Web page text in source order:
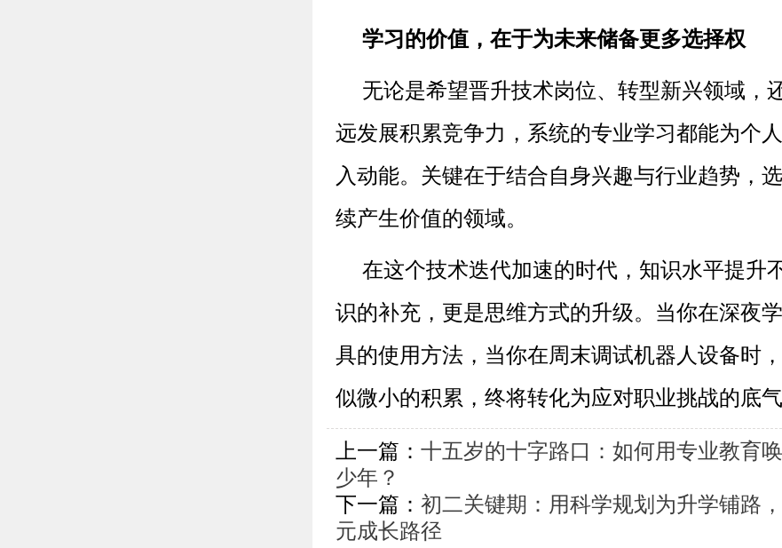
学习的价值，在于为未来储备更多选择权
无论是希望晋升技术岗位、转型新兴领域，
远发展积累竞争力，系统的专业学习都能为个
入动能。关键在于结合自身兴趣与行业趋势，
续产生价值的领域。
在这个技术迭代加速的时代，知识水平提升
识的补充，更是思维方式的升级。当你在深夜
具的使用方法，当你在周末调试机器人设备时
似微小的积累，终将转化为应对职业挑战的底气
上一篇： 十五岁的十字路口：如何用专业教育
少年？
下一篇： 初二关键期：用科学规划为升学铺路
元成长路径